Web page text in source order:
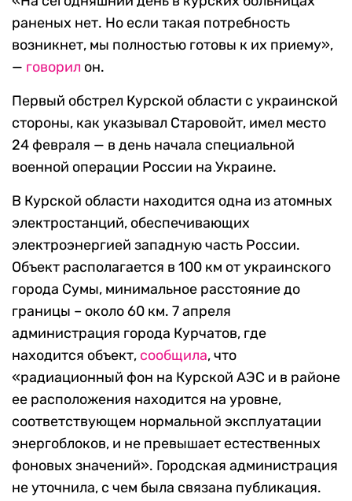
раненых нет. Но если такая потребность
возникнет, мы полностью готовы к их приему»,
— говорил он.
Первый обстрел Курской области с украинской
стороны, как указывал Старовойт, имел место
24 февраля — в день начала специальной
военной операции России на Украине.
В Курской области находится одна из атомных
электростанций, обеспечивающих
электроэнергией западную часть России.
Объект располагается в 100 км от украинского
города Сумы, минимальное расстояние до
границы – около 60 км. 7 апреля
администрация города Курчатов, где
находится объект, сообщила, что
«радиационный фон на Курской АЭС и в районе
ее расположения находится на уровне,
соответствующем нормальной эксплуатации
энергоблоков, и не превышает естественных
фоновых значений». Городская администрация
не уточнила, с чем была связана публикация.